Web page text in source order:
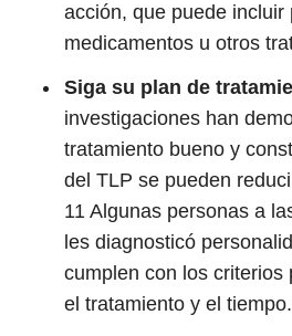
acción, que puede incluir
medicamentos u otros
Siga su plan de
investigaciones han
tratamiento bueno y
del TLP se pueden
11 Algunas personas a
les diagnosticó
cumplen con los criterios
el tratamiento y el tiempo.